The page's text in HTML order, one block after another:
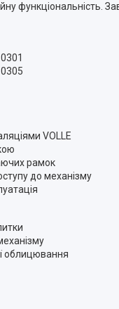
функціональність.
VOLLE
рамок
до механізму
облицювання